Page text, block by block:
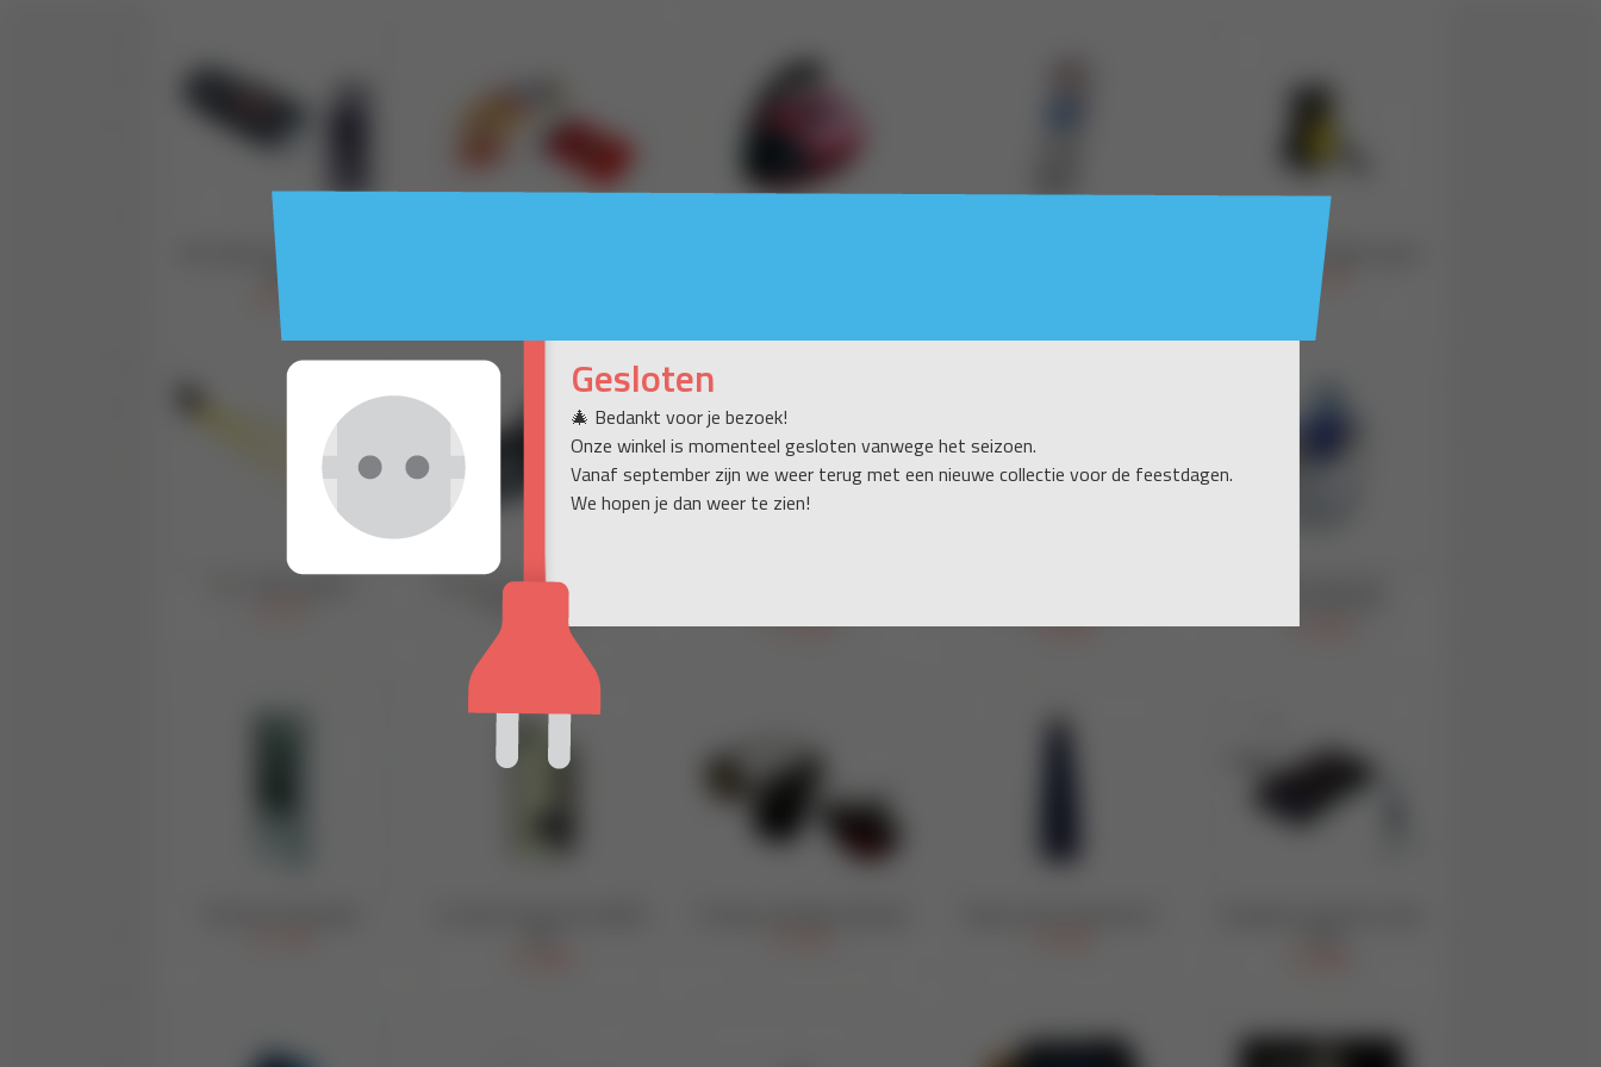
Gesloten
🎄 Bedankt voor je bezoek!
Onze winkel is momenteel gesloten vanwege het seizoen.
Vanaf september zijn we weer terug met een nieuwe collectie voor de feestdagen.
We hopen je dan weer te zien!